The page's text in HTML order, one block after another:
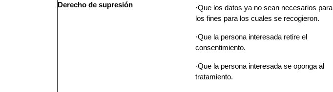
Derecho de supresión
·Que los datos ya no sean necesarios para
los fines para los cuales se recogieron.
·Que la persona interesada retire el
consentimiento.
·Que la persona interesada se oponga al
tratamiento.